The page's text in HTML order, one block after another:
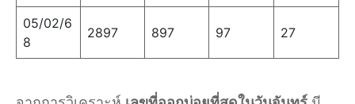
05/02/6
8
2897 897 97 27